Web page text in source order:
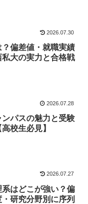
2026.07.30
偏差値・就職実績
大の実力と合格戦
2026.07.28
パスの魅力と受験
校生必見】
2026.07.27
系はどこが強い？偏
研究分野別に序列